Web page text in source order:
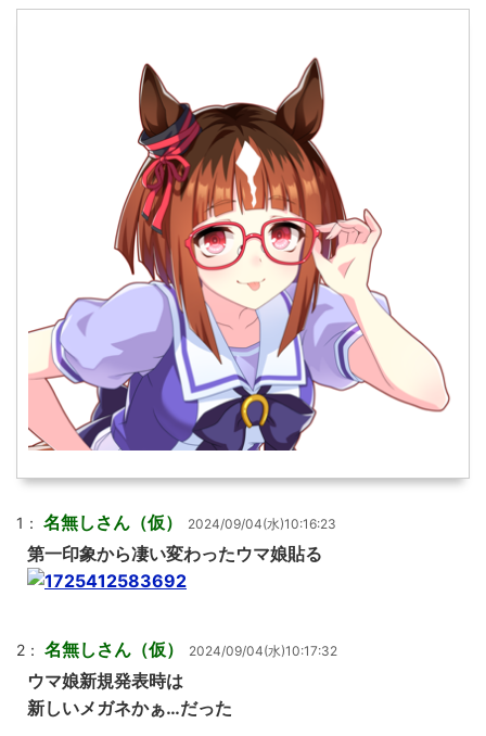
1： 名無しさん（仮） 2024/09/04(水)10:16:23
第一印象から凄い変わったウマ娘貼る
2： 名無しさん（仮） 2024/09/04(水)10:17:32
ウマ娘新規発表時は
新しいメガネかぁ…だった